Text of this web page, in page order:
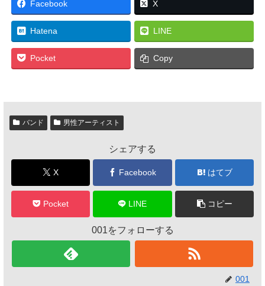
Facebook X
Hatena LINE
Pocket Copy
バンド 男性アーティスト
シェアする
X Facebook はてブ
Pocket LINE コピー
001をフォローする
001